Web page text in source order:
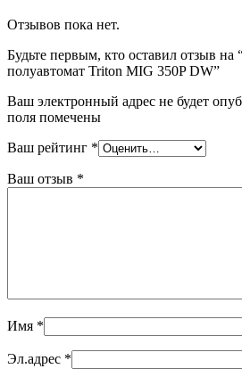
Отзывов пока нет.
Будьте первым, кто оставил отзыв на
полуавтомат Triton MIG 350P DW”
Ваш электронный адрес не будет
поля помечены
Ваш рейтинг *
Ваш отзыв *
Имя *
Эл.адрес *